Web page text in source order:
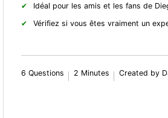
Idéal pour les amis et les fans de
Vérifiez si vous êtes vraiment un
6 Questions 2 Minutes Created by